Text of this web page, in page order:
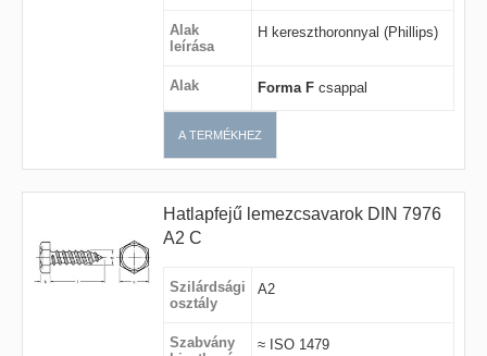
Alak
leírása
H kereszthoronnyal (Phillips)
Alak Forma Fcsappal
A TERMÉKHEZ
Hatlapfejű lemezcsavarok DIN 7976
A2 C
Szilárdsági
osztály
A2
Szabvány
≈ ISO 1479